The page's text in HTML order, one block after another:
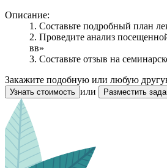
Описание:
1. Составьте подробный план
2. Проведите анализ
вв»
3. Составьте отзыв на
Закажите подобную или любую
Узнать стоимость или Разместить